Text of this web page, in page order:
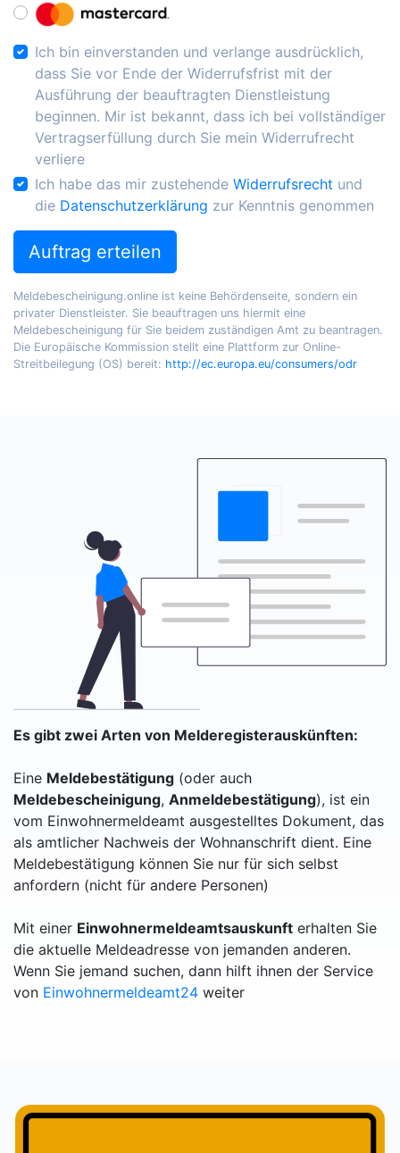
Ich bin einverstanden und verlange ausdrücklich,
dass Sie vor Ende der Widerrufsfrist mit der
Ausführung der beauftragten Dienstleistung
beginnen. Mir ist bekannt, dass ich bei vollständiger
Vertragserfüllung durch Sie mein Widerrufrecht
verliere
Ich habe das mir zustehende Widerrufsrecht und
die Datenschutzerklärung zur Kenntnis genommen
Auftrag erteilen
Meldebescheinigung.online ist keine Behördenseite, sondern ein
privater Dienstleister. Sie beauftragen uns hiermit eine
Meldebescheinigung für Sie beidem zuständigen Amt zu beantragen.
Die Europäische Kommission stellt eine Plattform zur Online-
Streitbeilegung (OS) bereit: http://ec.europa.eu/consumers/odr
Es gibt zwei Arten von Melderegisterauskünften:
Eine Meldebestätigung (oder auch
Meldebescheinigung, Anmeldebestätigung), ist ein
vom Einwohnermeldeamt ausgestelltes Dokument, das
als amtlicher Nachweis der Wohnanschrift dient. Eine
Meldebestätigung können Sie nur für sich selbst
anfordern (nicht für andere Personen)
Mit einer Einwohnermeldeamtsauskunft erhalten Sie
die aktuelle Meldeadresse von jemanden anderen.
Wenn Sie jemand suchen, dann hilft ihnen der Service
von Einwohnermeldeamt24 weiter